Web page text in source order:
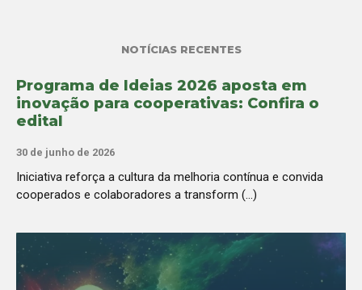
NOTÍCIAS RECENTES
Programa de Ideias 2026 aposta em
inovação para cooperativas: Confira o
edital
30 de junho de 2026
Iniciativa reforça a cultura da melhoria contínua e convida
cooperados e colaboradores a transform (...)